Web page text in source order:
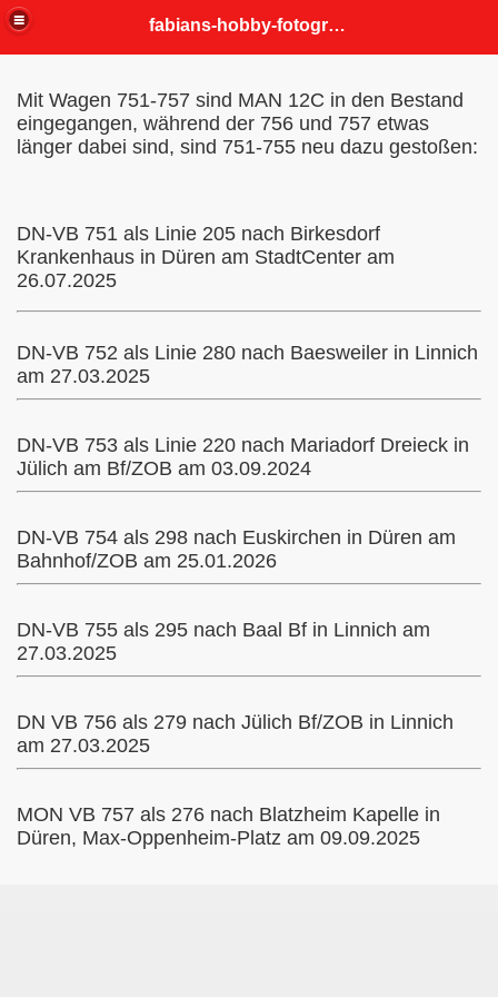
fabians-hobby-fotografien
Mit Wagen 751-757 sind MAN 12C in den Bestand
eingegangen, während der 756 und 757 etwas
länger dabei sind, sind 751-755 neu dazu gestoßen:
DN-VB 751 als Linie 205 nach Birkesdorf
Krankenhaus in Düren am StadtCenter am
26.07.2025
DN-VB 752 als Linie 280 nach Baesweiler in Linnich
am 27.03.2025
DN-VB 753 als Linie 220 nach Mariadorf Dreieck in
Jülich am Bf/ZOB am 03.09.2024
DN-VB 754 als 298 nach Euskirchen in Düren am
Bahnhof/ZOB am 25.01.2026
DN-VB 755 als 295 nach Baal Bf in Linnich am
27.03.2025
DN VB 756 als 279 nach Jülich Bf/ZOB in Linnich
am 27.03.2025
MON VB 757 als 276 nach Blatzheim Kapelle in
Düren, Max-Oppenheim-Platz am 09.09.2025